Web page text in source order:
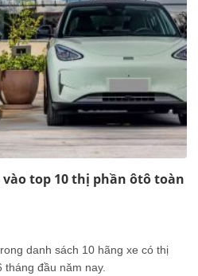
vào top 10 thị phần ôtô toàn
danh sách 10 hãng xe có thị
đầu năm nay.